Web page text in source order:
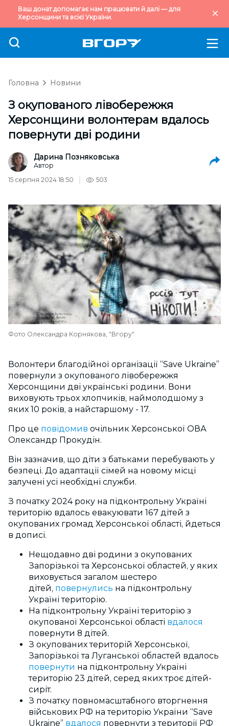
Ваш донат допомагає нам працювати й далі — для
Херсонщини та всієї України.
Головна Новини
З окупованого лівобережжя
Херсонщини волонтерам вдалось
повернути дві родини
Дарина Позняковська
Автор
15 серпня 2024 18:50
503
Фото Олександра Корнякова, "Вгору"
Волонтери благодійної організації “Save Ukraine”
повернули з окупованого лівобережжя
Херсонщини дві українські родини. Вони
виховують трьох хлопчиків, наймолодшому з
яких 10 років, а найстаршому - 17.
Про це повідомив очільник Херсонської ОВА
Олександр Прокудін.
Він зазначив, що діти з батьками перебувають у
безпеці. До адаптації сімей на новому місці
залучені усі необхідні служби.
З початку 2024 року на підконтрольну Україні
територію вдалось евакуювати 167 дітей з
окупованих громад Херсонської області, йдеться
в дописі.
Нещодавно дві родини з окупованих
Запорізької та Херсонської областей, у яких
виховується загалом шестеро
дітей, повернулись на підконтрольну
Україні територію.
На підконтрольну Україні територію з
окупованої Херсонської області вдалося
повернути 8 дітей.
З окупованих територій Херсонської,
Запорізької та Луганської областей вдалось
повернути на підконтрольну Україні
територію 23 дітей, серед яких троє дітей-
сиріт.
З початку повномасштабного вторгнення
військових РФ на територію України “Save
Ukraine” вдалося повернути з території РФ